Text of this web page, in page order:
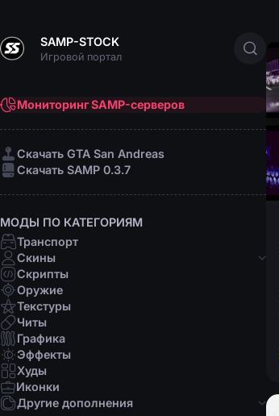
SAMP-STOCK
Игровой портал
Мониторинг SAMP-серверов
Cкачать GTA San Andreas
Cкачать SAMP 0.3.7
МОДЫ ПО КАТЕГОРИЯМ
Транспорт
Скины
Банды
Афро-американцы
Латино
Мафии
Организации
Девушки
Персоны
Рофл
Скрипты
Оружие
Текстуры
Читы
Графика
Эффекты
Худы
Иконки
Другие дополнения